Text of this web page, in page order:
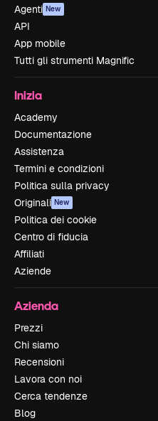
Agenti New
API
App mobile
Tutti gli strumenti Magnific
Inizia
Academy
Documentazione
Assistenza
Termini e condizioni
Politica sulla privacy
Originali New
Politica dei cookie
Centro di fiducia
Affiliati
Aziende
Azienda
Prezzi
Chi siamo
Recensioni
Lavora con noi
Cerca tendenze
Blog